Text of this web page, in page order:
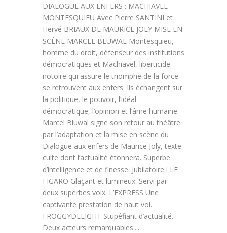
DIALOGUE AUX ENFERS : MACHIAVEL –
MONTESQUIEU Avec Pierre SANTINI et
Hervé BRIAUX DE MAURICE JOLY MISE EN
SCÈNE MARCEL BLUWAL Montesquieu,
homme du droit, défenseur des institutions
démocratiques et Machiavel, liberticide
notoire qui assure le triomphe de la force
se retrouvent aux enfers. Ils échangent sur
la politique, le pouvoir, l’idéal
démocratique, l’opinion et l’âme humaine.
Marcel Bluwal signe son retour au théâtre
par l’adaptation et la mise en scène du
Dialogue aux enfers de Maurice Joly, texte
culte dont l’actualité étonnera. Superbe
d’intelligence et de finesse. Jubilatoire ! LE
FIGARO Glaçant et lumineux. Servi par
deux superbes voix. L’EXPRESS Une
captivante prestation de haut vol.
FROGGYDELIGHT Stupéfiant d’actualité.
Deux acteurs remarquables....